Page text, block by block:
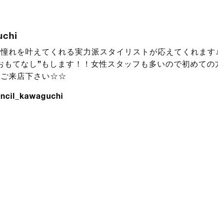
れを叶えてくれる実力派スタイリストが応えてくれます
もてなし”もします！！女性スタッフも多いので初めて
ご来店下さい☆☆